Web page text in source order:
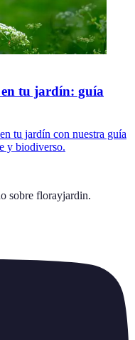
tu jardín: guía
tu jardín con nuestra guía
y biodiverso.
sobre florayjardin.